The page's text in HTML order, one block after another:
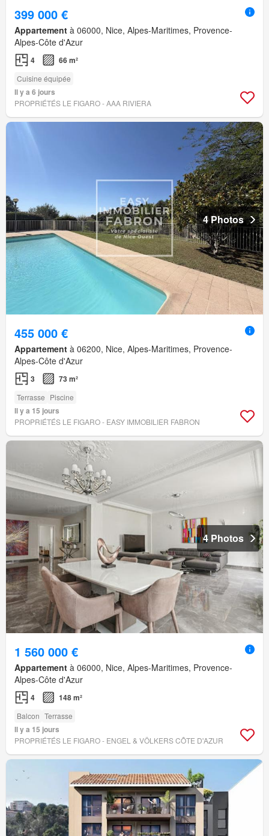
399 000 €
Appartement à 06000, Nice, Alpes-Maritimes, Provence-
Alpes-Côte d'Azur
4 66 m²
Cuisine équipée
Il y a 6 jours
PROPRIÉTÉS LE FIGARO - AAA RIVIERA
4 Photos
455 000 €
Appartement à 06200, Nice, Alpes-Maritimes, Provence-
Alpes-Côte d'Azur
3 73 m²
Terrasse Piscine
Il y a 15 jours
PROPRIÉTÉS LE FIGARO - EASY IMMOBILIER FABRON
4 Photos
1 560 000 €
Appartement à 06000, Nice, Alpes-Maritimes, Provence-
Alpes-Côte d'Azur
4 148 m²
Balcon Terrasse
Il y a 15 jours
PROPRIÉTÉS LE FIGARO - ENGEL & VÖLKERS CÔTE D'AZUR